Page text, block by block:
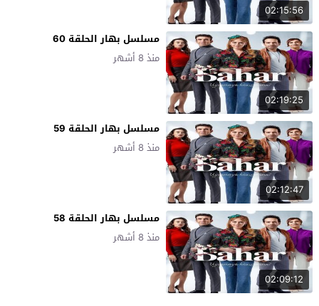
02:15:56
02:19:25
مسلسل بهار الحلقة 60
منذ 8 أشهر
02:12:47
مسلسل بهار الحلقة 59
منذ 8 أشهر
02:09:12
مسلسل بهار الحلقة 58
منذ 8 أشهر